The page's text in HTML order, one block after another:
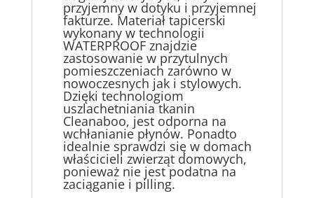
przyjemny w dotyku i przyjemnej
fakturze. Materiał tapicerski
wykonany w technologii
WATERPROOF znajdzie
zastosowanie w przytulnych
pomieszczeniach zarówno w
nowoczesnych jak i stylowych.
Dzięki technologiom
uszlachetniania tkanin
Cleanaboo, jest odporna na
wchłanianie płynów. Ponadto
idealnie sprawdzi się w domach
właścicieli zwierząt domowych,
ponieważ nie jest podatna na
zaciąganie i pilling.